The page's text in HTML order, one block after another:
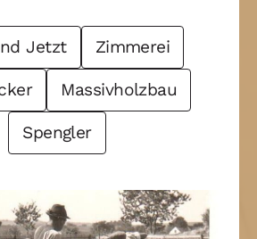
Jetzt Zimmerei
Massivholzbau
Spengler